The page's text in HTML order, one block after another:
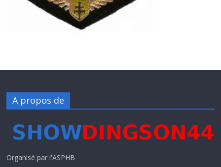
A propos de
Organisé par l'ASPHB